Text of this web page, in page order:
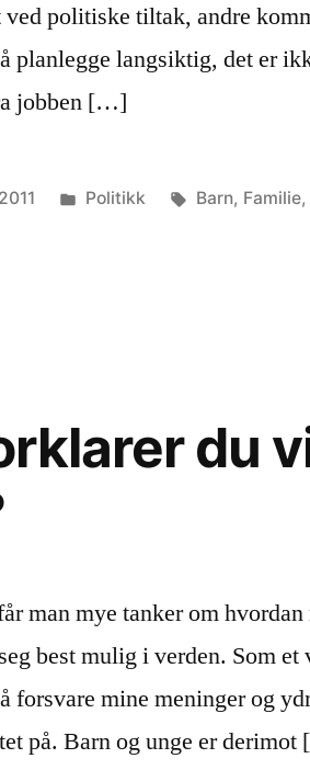
politiske tiltak, andre
planlegge langsiktig, det er
jobben […]
Publisert
Politikk Stikkord:
Barn, Familie,
du
man mye tanker om hvordan
best mulig i verden. Som et
forsvare mine meninger og
på. Barn og unge er